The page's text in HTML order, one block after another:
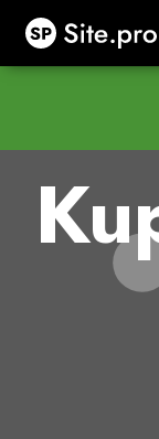
Site.pro